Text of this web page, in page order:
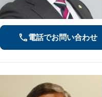
電話でお問い合わせ